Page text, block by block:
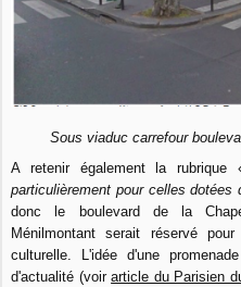
Sous viaduc carrefour
A retenir également la rubrique
particulièrement pour celles dotées
donc le boulevard de la
Ménilmontant serait réservé
culturelle. L'idée d'une
d'actualité (voirarticle du Parisien